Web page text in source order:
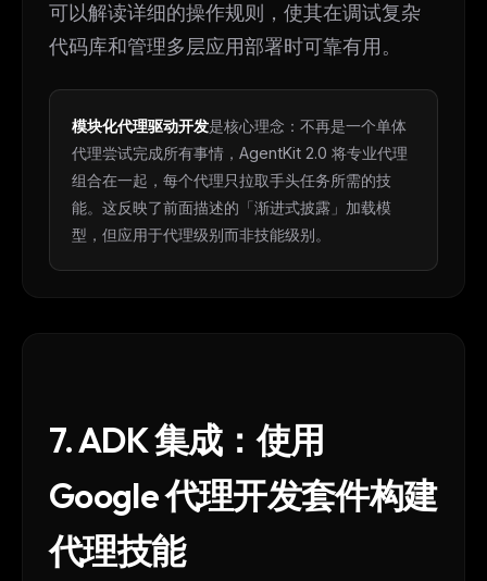
可以解读详细的操作规则，使其在调试复杂
代码库和管理多层应用部署时可靠有用。
模块化代理驱动开发是核心理念：不再是一个单体
代理尝试完成所有事情，AgentKit 2.0 将专业代理
组合在一起，每个代理只拉取手头任务所需的技
能。这反映了前面描述的「渐进式披露」加载模
型，但应用于代理级别而非技能级别。
7. ADK 集成：使用
Google 代理开发套件构建
代理技能